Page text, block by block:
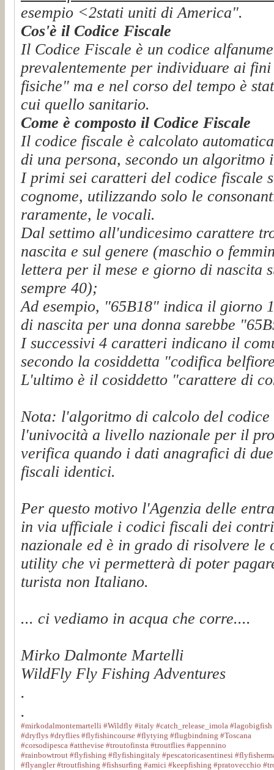
esempio <2stati uniti di America".
Cos'è il Codice Fiscale
Il Codice Fiscale è un codice
prevalentemente per individuare ai
fisiche" ma e nel corso del tempo è
cui quello sanitario.
Come è composto il Codice Fiscale
Il codice fiscale è calcolato
di una persona, secondo un algoritmo
I primi sei caratteri del codice fiscale
cognome, utilizzando solo le
raramente, le vocali.
Dal settimo all'undicesimo carattere
nascita e sul genere (maschio o
lettera per il mese e giorno di nascita
sempre 40);
Ad esempio, "65B18" indica il giorno
di nascita per una donna sarebbe
I successivi 4 caratteri indicano il
secondo la cosiddetta "codifica
L'ultimo è il cosiddetto "carattere di
Nota: l'algoritmo di calcolo del
l'univocità a livello nazionale per il
verifica quando i dati anagrafici di
fiscali identici.
Per questo motivo l'Agenzia delle
in via ufficiale i codici fiscali dei
nazionale ed è in grado di risolvere le
utility che vi permetterà di poter
turista non Italiano.
... ci vediamo in acqua che corre....
Mirko Dalmonte Martelli
WildFly Fly Fishing Adventures
.
.
#mirkodalmontemartelli #Wildfly #italy #catch_release_imola #lagobigfish
#dryflys #dryflies #flyfishincourse #flytying #flugbindning #Toscana
#corsodipesca #atthevise #troutofinsta #troutflies #appennino
#rainbowtrout #flyfishing #flyfishingitaly #pescatoricasentinesi
#flyangler #troutfishing #fishsurfing #amici #keepfishing #pratovecchio